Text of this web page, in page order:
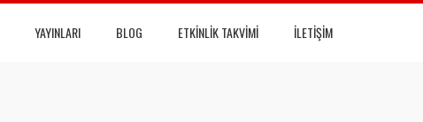
YAYINLARI BLOG ETKINLIK TAKVIMI İLETIŞIM